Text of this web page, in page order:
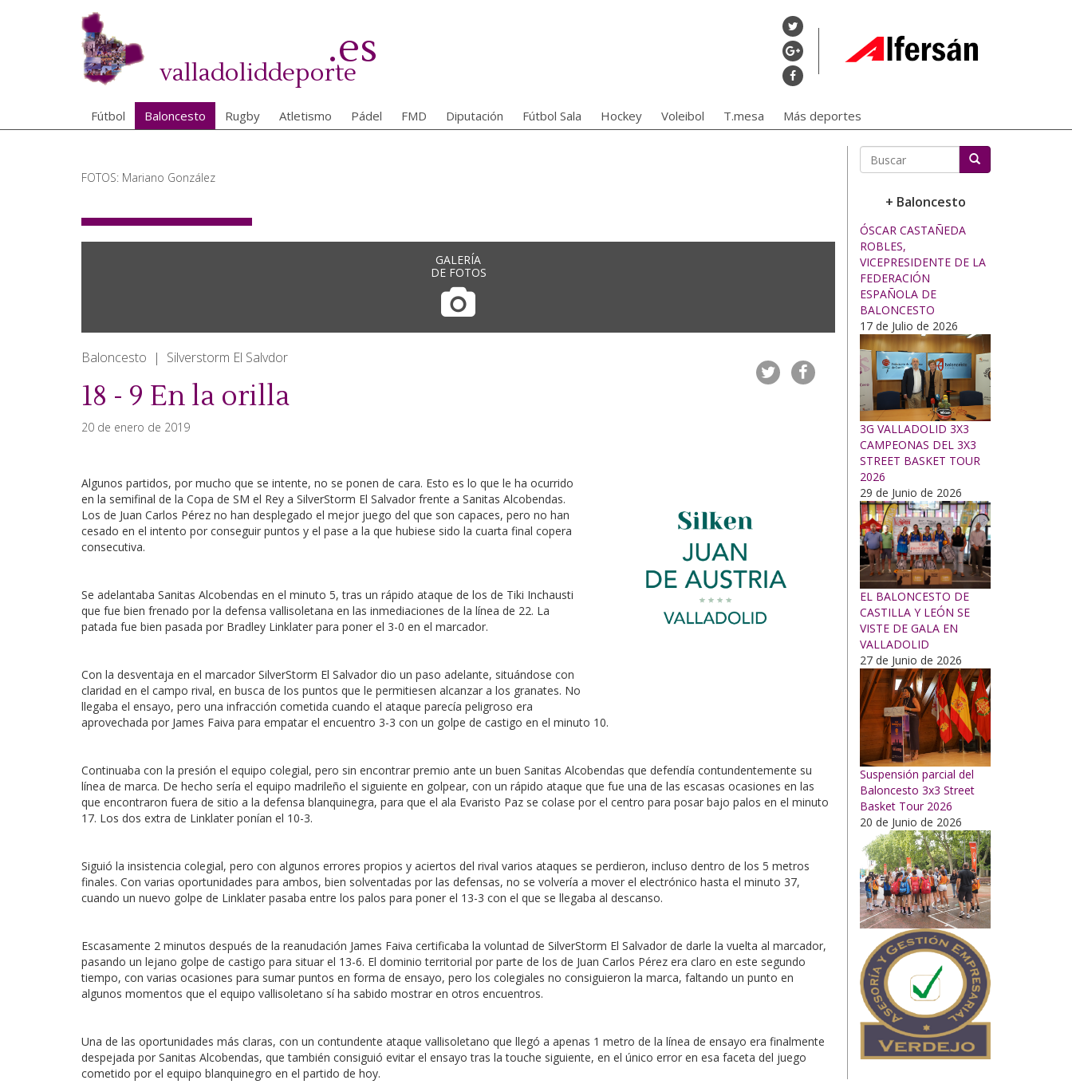
valladoliddeporte
.es
Fútbol Baloncesto Rugby Atletismo Pádel FMD Diputación Fútbol Sala Hockey Voleibol T.mesa Más deportes
FOTOS: Mariano González
GALERÍA
DE FOTOS
Baloncesto | Silverstorm El Salvdor
18 - 9 En la orilla
20 de enero de 2019
Algunos partidos, por mucho que se intente, no se ponen de cara. Esto es lo que le ha ocurrido
en la semifinal de la Copa de SM el Rey a SilverStorm El Salvador frente a Sanitas Alcobendas.
Los de Juan Carlos Pérez no han desplegado el mejor juego del que son capaces, pero no han
cesado en el intento por conseguir puntos y el pase a la que hubiese sido la cuarta final copera
consecutiva.
Se adelantaba Sanitas Alcobendas en el minuto 5, tras un rápido ataque de los de Tiki Inchausti
que fue bien frenado por la defensa vallisoletana en las inmediaciones de la línea de 22. La
patada fue bien pasada por Bradley Linklater para poner el 3-0 en el marcador.
Con la desventaja en el marcador SilverStorm El Salvador dio un paso adelante, situándose con
claridad en el campo rival, en busca de los puntos que le permitiesen alcanzar a los granates. No
llegaba el ensayo, pero una infracción cometida cuando el ataque parecía peligroso era
aprovechada por James Faiva para empatar el encuentro 3-3 con un golpe de castigo en el minuto 10.
Continuaba con la presión el equipo colegial, pero sin encontrar premio ante un buen Sanitas Alcobendas que defendía contundentemente su
línea de marca. De hecho sería el equipo madrileño el siguiente en golpear, con un rápido ataque que fue una de las escasas ocasiones en las
que encontraron fuera de sitio a la defensa blanquinegra, para que el ala Evaristo Paz se colase por el centro para posar bajo palos en el minuto
17. Los dos extra de Linklater ponían el 10-3.
Siguió la insistencia colegial, pero con algunos errores propios y aciertos del rival varios ataques se perdieron, incluso dentro de los 5 metros
finales. Con varias oportunidades para ambos, bien solventadas por las defensas, no se volvería a mover el electrónico hasta el minuto 37,
cuando un nuevo golpe de Linklater pasaba entre los palos para poner el 13-3 con el que se llegaba al descanso.
Escasamente 2 minutos después de la reanudación James Faiva certificaba la voluntad de SilverStorm El Salvador de darle la vuelta al marcador,
pasando un lejano golpe de castigo para situar el 13-6. El dominio territorial por parte de los de Juan Carlos Pérez era claro en este segundo
tiempo, con varias ocasiones para sumar puntos en forma de ensayo, pero los colegiales no consiguieron la marca, faltando un punto en
algunos momentos que el equipo vallisoletano sí ha sabido mostrar en otros encuentros.
Una de las oportunidades más claras, con un contundente ataque vallisoletano que llegó a apenas 1 metro de la línea de ensayo era finalmente
despejada por Sanitas Alcobendas, que también consiguió evitar el ensayo tras la touche siguiente, en el único error en esa faceta del juego
cometido por el equipo blanquinegro en el partido de hoy.
+ Baloncesto
ÓSCAR CASTAÑEDA
ROBLES,
VICEPRESIDENTE DE LA
FEDERACIÓN
ESPAÑOLA DE
BALONCESTO
17 de Julio de 2026
3G VALLADOLID 3X3
CAMPEONAS DEL 3X3
STREET BASKET TOUR
2026
29 de Junio de 2026
EL BALONCESTO DE
CASTILLA Y LEÓN SE
VISTE DE GALA EN
VALLADOLID
27 de Junio de 2026
Suspensión parcial del
Baloncesto 3x3 Street
Basket Tour 2026
20 de Junio de 2026